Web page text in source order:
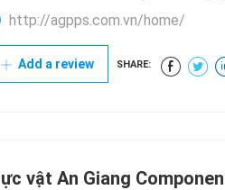
http://agpps.com.vn/home/
Add a review SHARE:
vật An Giang